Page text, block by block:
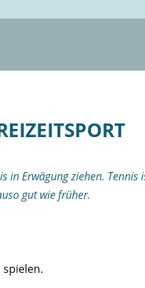
in Erwägung ziehen. Tennis
gut wie früher.